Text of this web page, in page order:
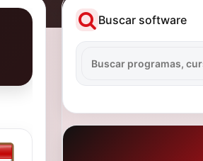
Buscar software